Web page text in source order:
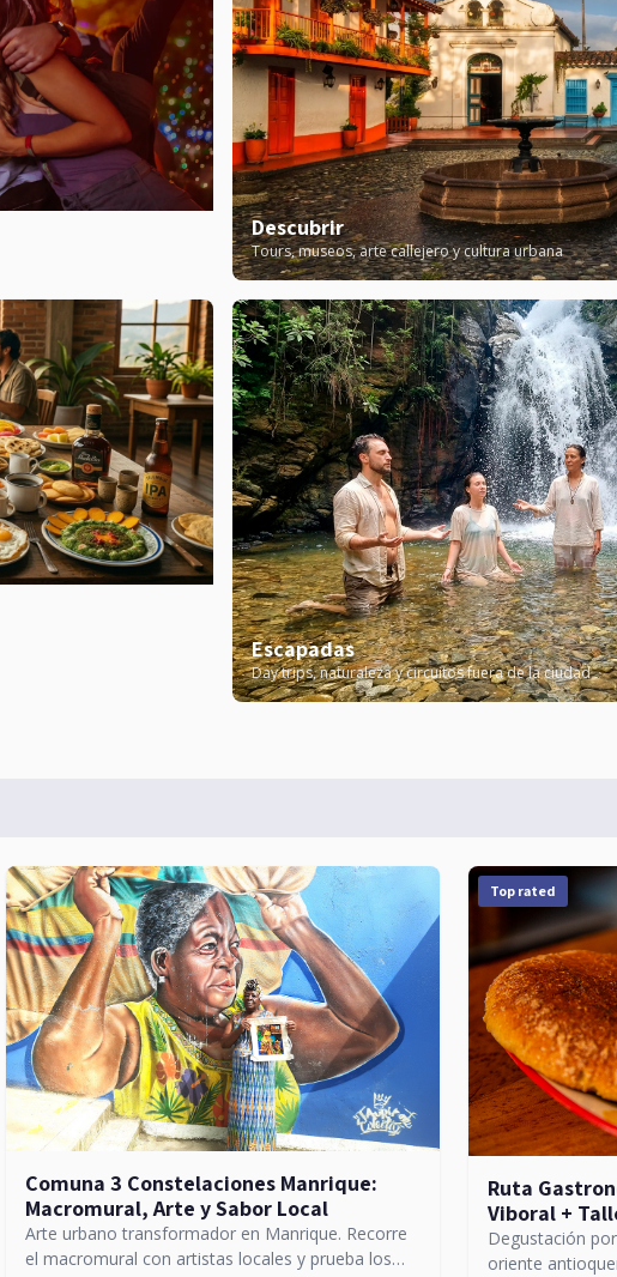
Descubrir
Tours, museos, arte callejero y cultura urbana
Escapadas
Day trips, naturaleza y circuitos fuera de la ciudad
Comuna 3 Constelaciones Manrique:
Macromural, Arte y Sabor Local
Arte urbano transformador en Manrique. Recorre
el macromural con artistas locales y prueba los
Top rated
Ruta
Viboral +
Degustación
oriente